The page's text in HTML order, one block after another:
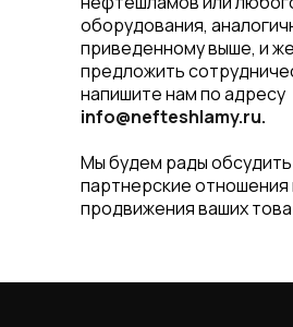
оборудования,
приведенному выше, и
предложить
напишите нам по адресу
info@nefteshlamy.ru.
Мы будем рады
партнерские отношения
продвижения ваших